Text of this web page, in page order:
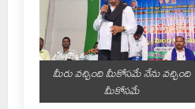
మీరు వచ్చింది మీకోసమే నేను వచ్చింది
మీకోసమే